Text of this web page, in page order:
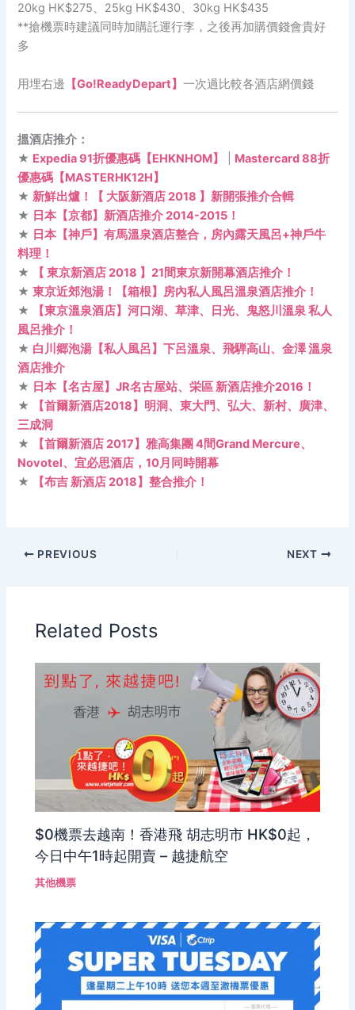
20kg HK$275、25kg HK$430、30kg HK$435
**搶機票時建議同時加購託運行李，之後再加購價錢會貴好
多
用埋右邊 【Go!ReadyDepart】一次過比較各酒店網價錢
搵酒店推介：
★ Expedia 91折優惠碼【EHKNHOM】
Mastercard 88折
優惠碼【MASTERHK12H】
★新鮮出爐！【 大阪新酒店 2018 】新開張推介合輯
★ 日本【京都】新酒店推介 2014-2015！
★ 日本【神戶】有馬溫泉酒店整合，房內露天風呂+神戶牛
料理！
★
【 東京新酒店 2018 】21間東京新開幕酒店推介！
★東京近郊泡湯！【箱根】房內私人風呂溫泉酒店推介！
★
【東京溫泉酒店】河口湖、草津、日光、鬼怒川溫泉 私人
風呂推介！
★ 白川郷泡湯【私人風呂】下呂溫泉、飛騨高山、金澤 溫泉
酒店推介
★ 日本【名古屋】JR名古屋站、栄區 新酒店推介2016！
★
【首爾新酒店2018】明洞、東大門、弘大、新村、廣津、
三成洞
★
【首爾新酒店 2017】雅高集團 4間Grand Mercure、
Novotel、宜必思酒店，10月同時開幕
★
【布吉 新酒店 2018】整合推介！
PREVIOUS NEXT
Related Posts
$0機票去越南！香港飛 胡志明市 HK$0起，
今日中午1時起開賣 – 越捷航空
其他機票